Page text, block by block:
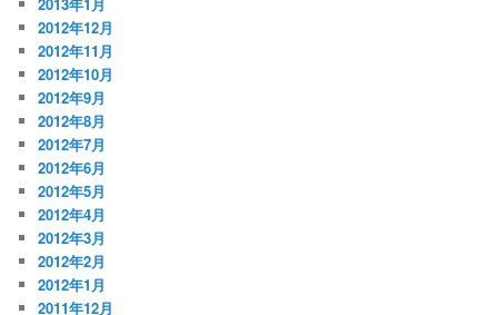
2012年12月
2012年11月
2012年10月
2012年9月
2012年8月
2012年7月
2012年6月
2012年5月
2012年4月
2012年3月
2012年2月
2012年1月
2011年12月